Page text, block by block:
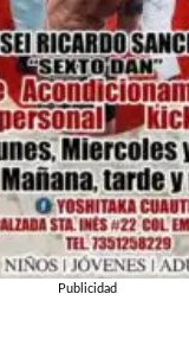
Publicidad